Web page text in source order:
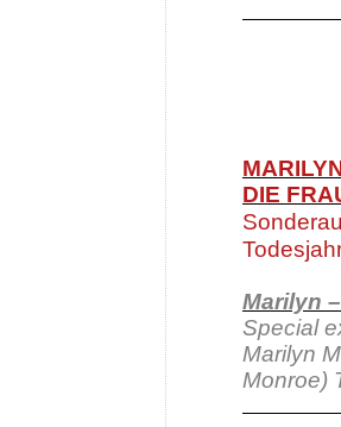
DIE
Marilyn
Special
Marilyn
Monroe)